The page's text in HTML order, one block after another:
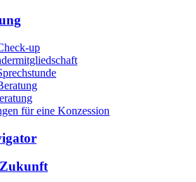
up
für eine Konzession
Zukunft